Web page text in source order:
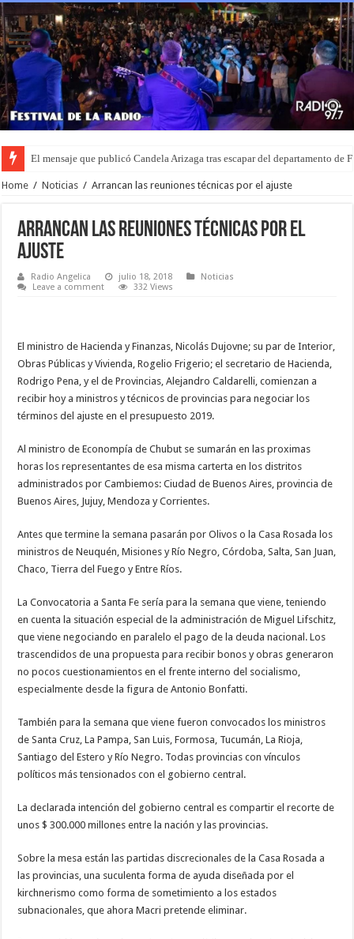
El mensaje que publicó Candela Arizaga tras escapar del departamento de
Recuperaron una camioneta robada en Lehmann y una moto sustraída en
Home / Noticias / Arrancan las reuniones técnicas por el ajuste
Arrancan las reuniones técnicas por el
ajuste
Radio Angelica julio 18, 2018
Noticias
Leave a comment
332 Views
El ministro de Hacienda y Finanzas, Nicolás Dujovne; su par de Interior,
Obras Públicas y Vivienda, Rogelio Frigerio; el secretario de Hacienda,
Rodrigo Pena, y el de Provincias, Alejandro Caldarelli, comienzan a
recibir hoy a ministros y técnicos de provincias para negociar los
términos del ajuste en el presupuesto 2019.
Al ministro de Econompía de Chubut se sumarán en las proximas
horas los representantes de esa misma carterta en los distritos
administrados por Cambiemos: Ciudad de Buenos Aires, provincia de
Buenos Aires, Jujuy, Mendoza y Corrientes.
Antes que termine la semana pasarán por Olivos o la Casa Rosada los
ministros de Neuquén, Misiones y Río Negro, Córdoba, Salta, San Juan,
Chaco, Tierra del Fuego y Entre Ríos.
La Convocatoria a Santa Fe sería para la semana que viene, teniendo
en cuenta la situación especial de la administración de Miguel Lifschitz,
que viene negociando en paralelo el pago de la deuda nacional. Los
trascendidos de una propuesta para recibir bonos y obras generaron
no pocos cuestionamientos en el frente interno del socialismo,
especialmente desde la figura de Antonio Bonfatti.
También para la semana que viene fueron convocados los ministros
de Santa Cruz, La Pampa, San Luis, Formosa, Tucumán, La Rioja,
Santiago del Estero y Río Negro. Todas provincias con vínculos
políticos más tensionados con el gobierno central.
La declarada intención del gobierno central es compartir el recorte de
unos $ 300.000 millones entre la nación y las provincias.
Sobre la mesa están las partidas discrecionales de la Casa Rosada a
las provincias, una suculenta forma de ayuda diseñada por el
kirchnerismo como forma de sometimiento a los estados
subnacionales, que ahora Macri pretende eliminar.